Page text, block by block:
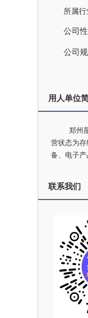
所属
公司
公司
用人单位
郑州
营状态为
备、电子
联系我们